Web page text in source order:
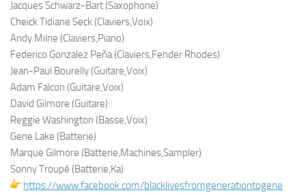
Jacques Schwarz-Bart (Saxophone)
Cheick Tidiane Seck (Claviers,Voix)
Andy Milne (Claviers,Piano)
Federico Gonzalez Peña (Claviers,Fender Rhodes)
Jean-Paul Bourelly (Guitare,Voix)
Adam Falcon (Guitare,Voix)
David Gilmore (Guitare)
Reggie Washington (Basse,Voix)
Gene Lake (Batterie)
Marque Gilmore (Batterie,Machines,Sampler)
Sonny Troupé (Batterie,Ka)
https://www.facebook.com/blacklivesfromgenerationtogene